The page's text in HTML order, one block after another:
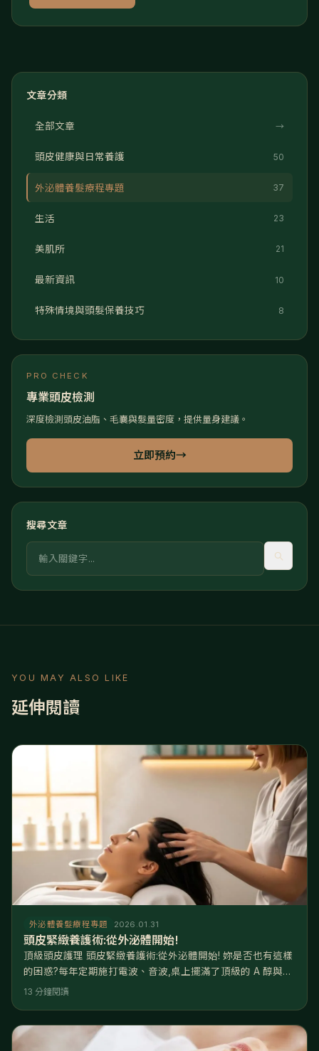
文章分類
全部文章 →
頭皮健康與日常養護 50
外泌體養髮療程專題 37
生活 23
美肌所 21
最新資訊 10
特殊情境與頭髮保養技巧 8
PRO CHECK
專業頭皮檢測
深度檢測頭皮油脂、毛囊與髮量密度，提供量身建議。
立即預約→
搜尋文章
關鍵字
YOU MAY ALSO LIKE
延伸閱讀
外泌體養髮療程專題 2026.01.31
頭皮緊緻養護術:從外泌體開始!
頂級頭皮護理 頭皮緊緻養護術:從外泌體開始! 妳是否也有這樣
的困惑?每年定期施打電波、音波,桌上擺滿了頂級的 A 醇與胜
肽精華,但看著鏡子,總覺得眼尾依然有些下垂,輪廓線不夠緊緻,
「頭皮」正在崩塌。 核心解答: 醫學研究指出,頭皮老化的速度
13 分鐘閱讀